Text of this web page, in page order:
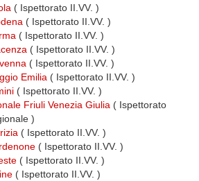
( Ispettorato II.VV. )
( Ispettorato II.VV. )
( Ispettorato II.VV. )
( Ispettorato II.VV. )
( Ispettorato II.VV. )
Emilia ( Ispettorato II.VV. )
( Ispettorato II.VV. )
Friuli Venezia Giulia ( Ispettorato
)
( Ispettorato II.VV. )
( Ispettorato II.VV. )
( Ispettorato II.VV. )
( Ispettorato II.VV. )